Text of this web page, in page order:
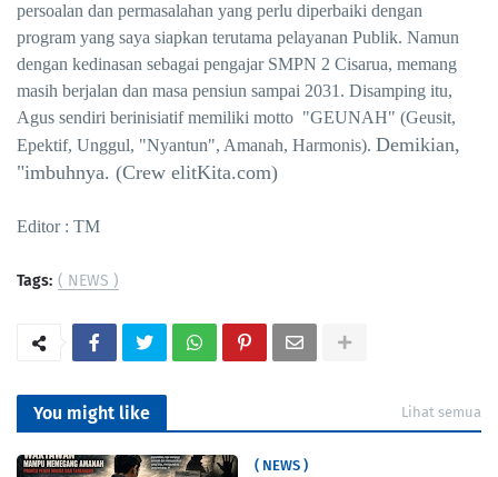
persoalan dan permasalahan yang perlu diperbaiki dengan
program yang saya siapkan terutama pelayanan Publik. Namun
dengan kedinasan sebagai pengajar SMPN 2 Cisarua, memang
masih berjalan dan masa pensiun sampai 2031. Disamping itu,
Agus sendiri berinisiatif memiliki motto "GEUNAH" (Geusit,
Epektif, Unggul, "Nyantun", Amanah, Harmonis). Demikian,
"imbuhnya. (Crew elitKita.com)
Editor : TM
Tags: ( NEWS )
You might like Lihat semua
( NEWS )